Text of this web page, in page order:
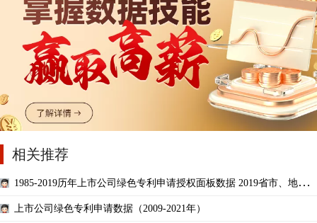
相关推荐
1985-2019历年上市公司绿色专利申请授权面板数据 2019省市、地级
上市公司绿色专利申请数据（2009-2021年）